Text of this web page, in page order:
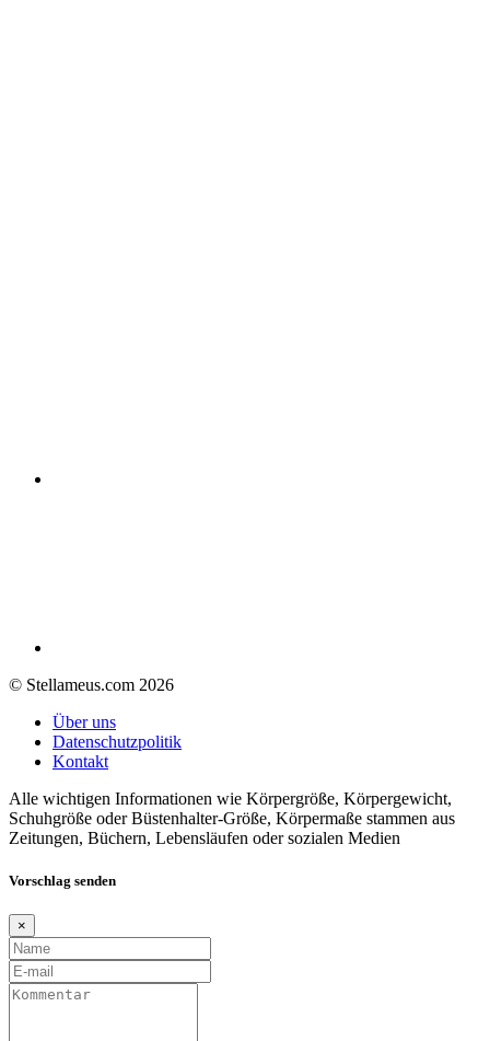
© Stellameus.com 2026
Über uns
Datenschutzpolitik
Kontakt
Alle wichtigen Informationen wie Körpergröße, Körpergewicht,
Schuhgröße oder Büstenhalter-Größe, Körpermaße stammen aus
Zeitungen, Büchern, Lebensläufen oder sozialen Medien
Vorschlag senden
×